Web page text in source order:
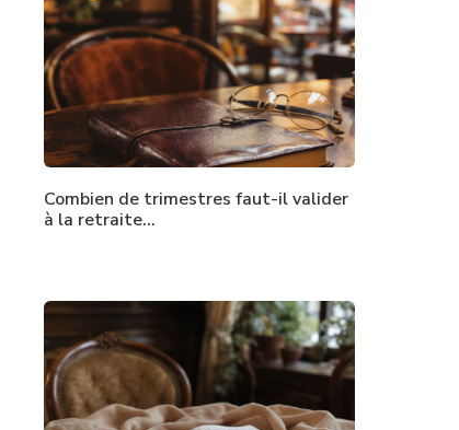
Combien de trimestres faut-il valider
à la retraite…